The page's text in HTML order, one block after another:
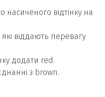
насиченого відтінку на
віддають перевагу
додати red.
з brown.